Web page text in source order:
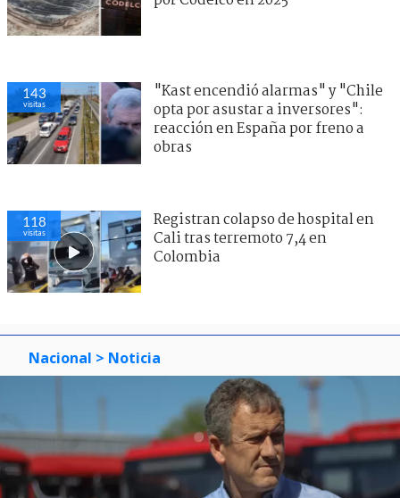
143
visitas
"Kast encendió alarmas" y "Chile
opta por asustar a inversores":
reacción en España por freno a
obras
118
visitas
Registran colapso de hospital en
Cali tras terremoto 7,4 en
Colombia
Nacional > Noticia